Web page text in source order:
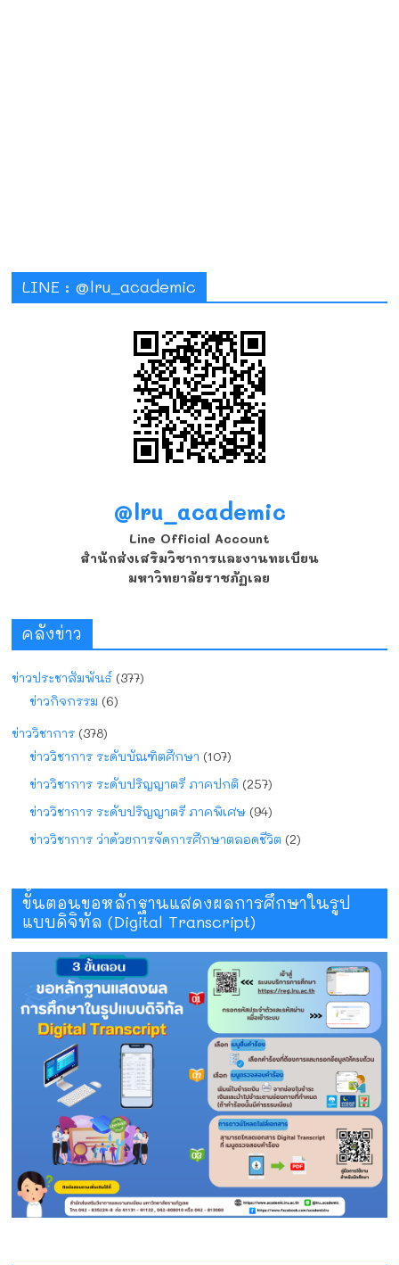
LINE : @lru_academic
@lru_academic
Line Official Account
สำนักส่งเสริมวิชาการและงานทะเบียน
มหาวิทยาลัยราชภัฏเลย
คลังข่าว
ข่าวประชาสัมพันธ์ (377)
ข่าวกิจกรรม (6)
ข่าววิชาการ (378)
ข่าววิชาการ ระดับบัณฑิตศึกษา (107)
ข่าววิชาการ ระดับปริญญาตรี ภาคปกติ (257)
ข่าววิชาการ ระดับปริญญาตรี ภาคพิเศษ (94)
ข่าววิชาการ ว่าด้วยการจัดการศึกษาตลอดชีวิต (2)
ขั้นตอนขอหลักฐานแสดงผลการศึกษาในรูป
แบบดิจิทัล (Digital Transcript)